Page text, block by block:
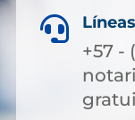

+57 -